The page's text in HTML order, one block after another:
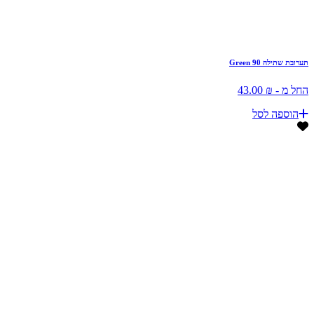
תערובת שתילה Green 90
החל מ - ₪ 43.00
הוספה לסל